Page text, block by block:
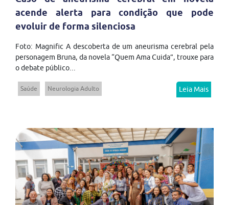
acende alerta para condição que pode
evoluir de forma silenciosa
Foto: Magnific A descoberta de um aneurisma cerebral pela
personagem Bruna, da novela “Quem Ama Cuida”, trouxe para
o debate público...
Saúde Neurologia Adulto Leia Mais